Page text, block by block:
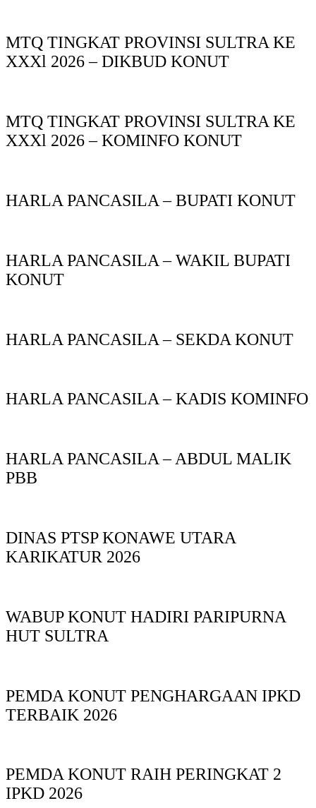
MTQ TINGKAT PROVINSI SULTRA KE
XXXl 2026 – DIKBUD KONUT
MTQ TINGKAT PROVINSI SULTRA KE
XXXl 2026 – KOMINFO KONUT
HARLA PANCASILA – BUPATI KONUT
HARLA PANCASILA – WAKIL BUPATI
KONUT
HARLA PANCASILA – SEKDA KONUT
HARLA PANCASILA – KADIS KOMINFO
HARLA PANCASILA – ABDUL MALIK
PBB
DINAS PTSP KONAWE UTARA
KARIKATUR 2026
WABUP KONUT HADIRI PARIPURNA
HUT SULTRA
PEMDA KONUT PENGHARGAAN IPKD
TERBAIK 2026
PEMDA KONUT RAIH PERINGKAT 2
IPKD 2026